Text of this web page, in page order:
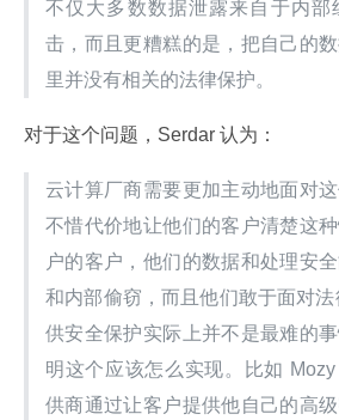
不仅大多数数据泄露来自于内部
击，而且更糟糕的是，把自己的
里并没有相关的法律保护。
对于这个问题，Serdar 认为：
云计算厂商需要更加主动地面对
不惜代价地让他们的客户清楚这
户的客户，他们的数据和处理安
和内部偷窃，而且他们敢于面对
供安全保护实际上并不是最难的
明这个应该怎么实现。比如
供商通过让客户提供他自己的高